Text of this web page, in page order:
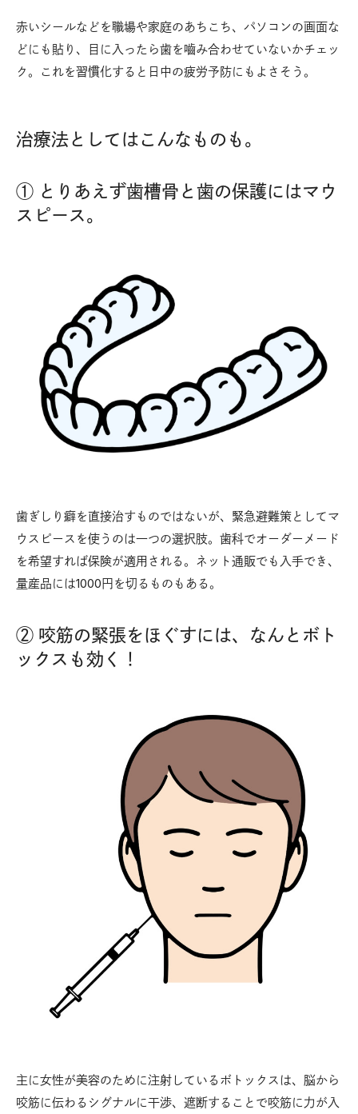
赤いシールなどを職場や家庭のあちこち、パソコンの画面な
どにも貼り、目に入ったら歯を嚙み合わせていないかチェッ
ク。これを習慣化すると日中の疲労予防にもよさそう。
治療法としてはこんなものも。
① とりあえず歯槽骨と歯の保護にはマウ
スピース。
歯ぎしり癖を直接治すものではないが、緊急避難策としてマ
ウスピースを使うのは一つの選択肢。歯科でオーダーメード
を希望すれば保険が適用される。ネット通販でも入手でき、
量産品には1000円を切るものもある。
② 咬筋の緊張をほぐすには、なんとボト
ックスも効く！
主に女性が美容のために注射しているボトックスは、脳から
咬筋に伝わるシグナルに干渉、遮断することで咬筋に力が入